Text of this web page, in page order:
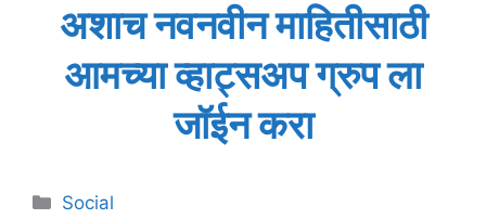
अशाच नवनवीन माहितीसाठी
आमच्या व्हाट्सअप ग्रुप ला
जॉईन करा
Categories
Social